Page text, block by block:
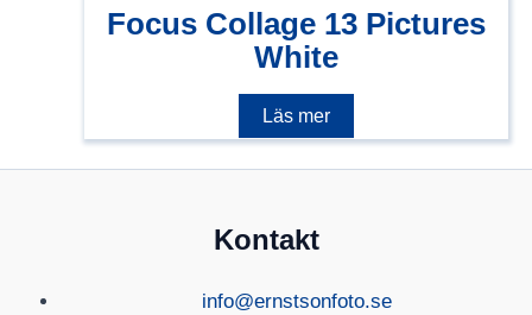
Focus Collage 13 Pictures
White
Läs mer
Kontakt
info@ernstsonfoto.se